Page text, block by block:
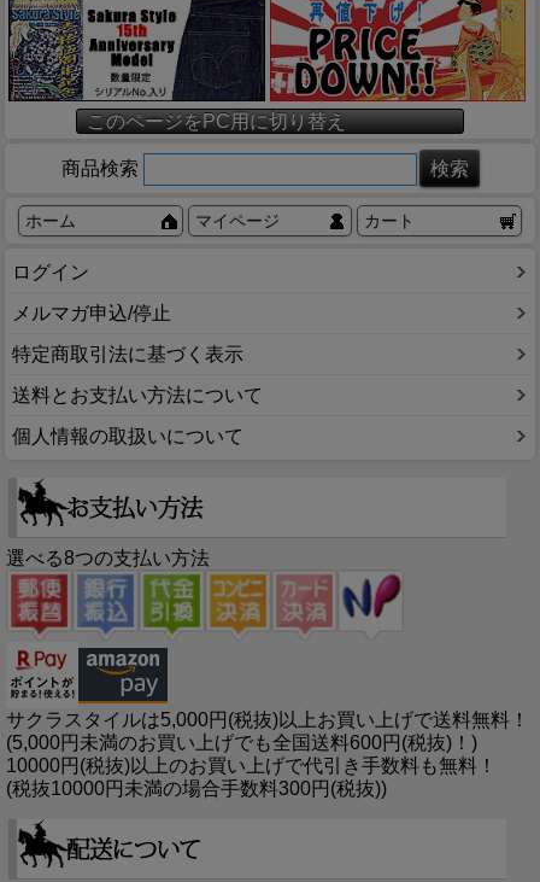
このページをPC用に切り替え
商品検索
ホーム マイページ カート
ログイン
メルマガ申込/停止
特定商取引法に基づく表示
送料とお支払い方法について
個人情報の取扱いについて
選べる8つの支払い方法
サクラスタイルは5,000円(税抜)以上お買い上げで送料無料！
(5,000円未満のお買い上げでも全国送料600円(税抜)！)
10000円(税抜)以上のお買い上げで代引き手数料も無料！
(税抜10000円未満の場合手数料300円(税抜))